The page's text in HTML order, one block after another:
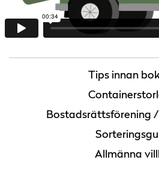
Tips innan
Bostadsrättsförening
Allmänna